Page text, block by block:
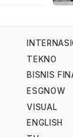
TEKNO
BISNIS
ESGNOW
VISUAL
ENGLISH